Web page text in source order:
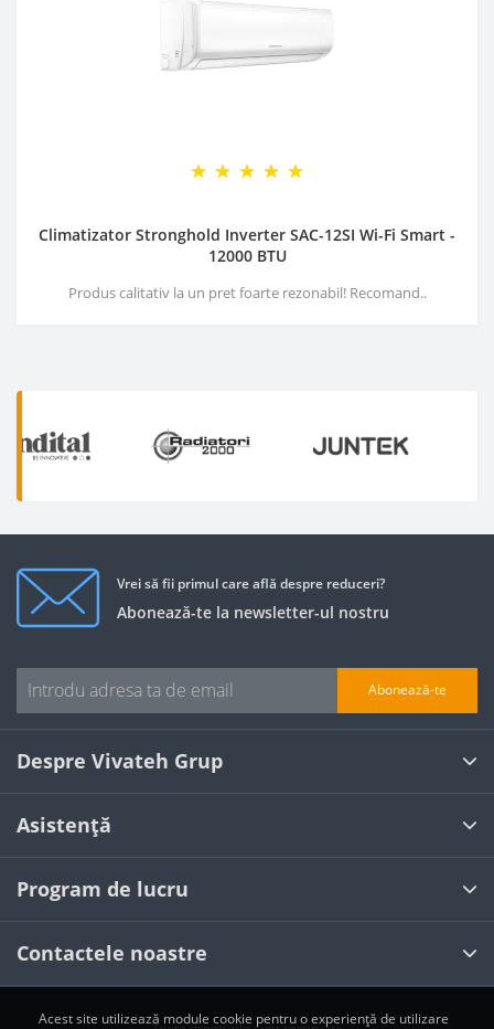
Climatizator Stronghold Inverter SAC-12SI Wi-Fi Smart -
12000 BTU
Produs calitativ la un pret foarte rezonabil! Recomand..
Vrei să fii primul care află despre reduceri?
Abonează-te la newsletter-ul nostru
Abonează-te
Despre Vivateh Grup
Asistență
Program de lucru
Contactele noastre
Acest site utilizează module cookie pentru o experiență de utilizare